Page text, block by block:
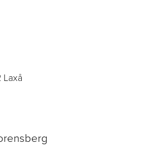
Laxå